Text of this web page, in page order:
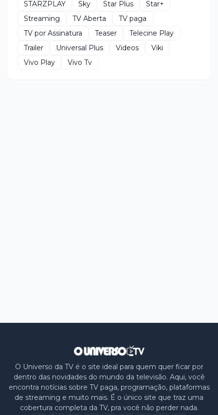
STARZPLAY
Sky Star Plus
Star+
Streaming
TV Aberta
TV paga
TV por Assinatura
Teaser
Telecine Play
Trailer
Universal Plus Videos
Viki
Vivo Play
Vivo Tv
O Universo da TV é o site ideal para quem quer ficar por
dentro das novidades do mundo da televisão. Aqui, você
encontra notícias sobre TV paga, programação, plataformas
de streaming e muito mais. É o único site que traz uma
cobertura completa da TV, pra você não perder nada.